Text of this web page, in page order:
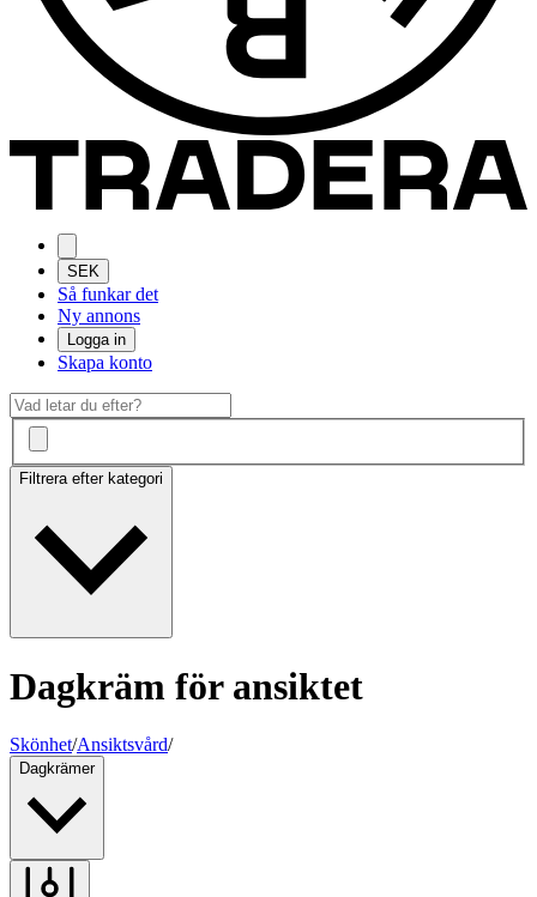
SEK
Så funkar det
Ny annons
Logga in
Skapa konto
Filtrera efter kategori
Dagkräm för ansiktet
Skönhet/Ansiktsvård/
Dagkrämer